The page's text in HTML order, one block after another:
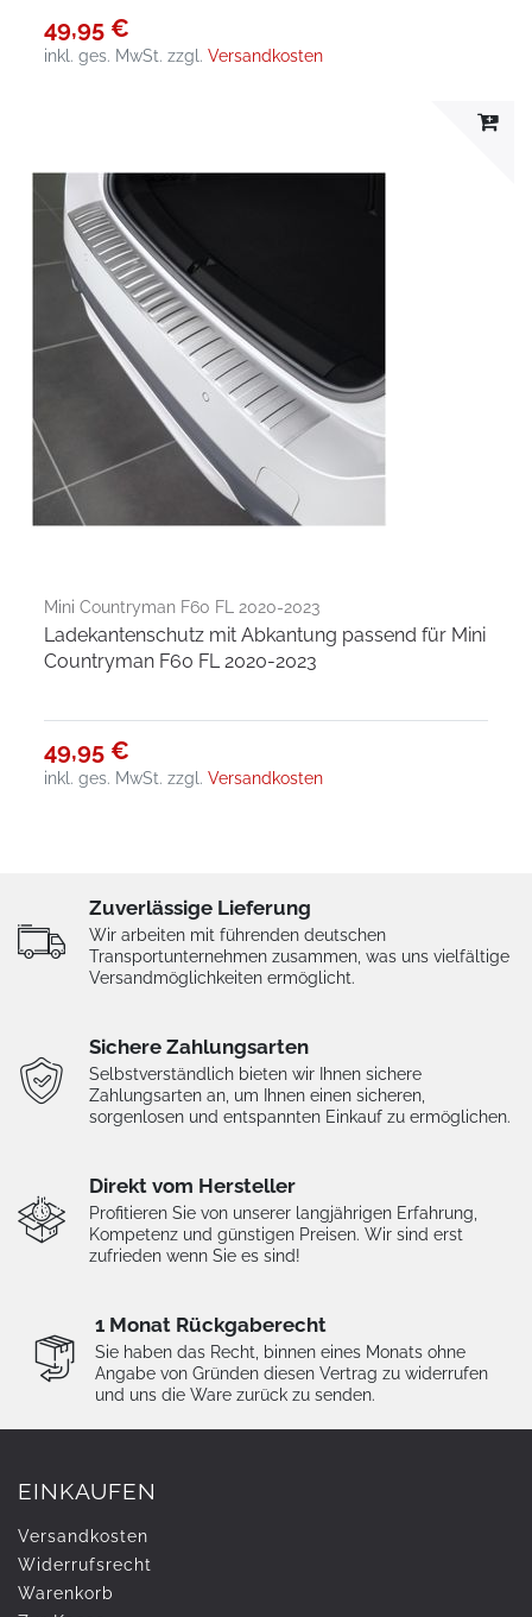
49,95 €
inkl. ges. MwSt. zzgl.Versandkosten
Mini Countryman F60 FL 2020-2023
Ladekantenschutz mit Abkantung passend für Mini
Countryman F60 FL 2020-2023
49,95 €
inkl. ges. MwSt. zzgl.Versandkosten
Zuverlässige Lieferung
Wir arbeiten mit führenden deutschen
Transportunternehmen zusammen, was uns vielfältige
Versandmöglichkeiten ermöglicht.
Sichere Zahlungsarten
Selbstverständlich bieten wir Ihnen sichere
Zahlungsarten an, um Ihnen einen sicheren,
sorgenlosen und entspannten Einkauf zu ermöglichen.
Direkt vom Hersteller
Profitieren Sie von unserer langjährigen Erfahrung,
Kompetenz und günstigen Preisen. Wir sind erst
zufrieden wenn Sie es sind!
1 Monat Rückgaberecht
Sie haben das Recht, binnen eines Monats ohne
Angabe von Gründen diesen Vertrag zu widerrufen
und uns die Ware zurück zu senden.
EINKAUFEN
Versandkosten
Widerrufs­recht
Warenkorb